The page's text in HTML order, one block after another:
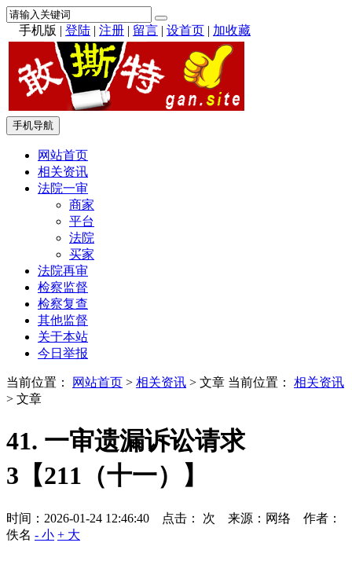
手机版 | 登陆 | 注册 | 留言 | 设首页 | 加收藏
手机导航
网站首页
相关资讯
法院一审
商家
平台
法院
买家
法院再审
检察监督
检察复查
其他监督
关于本站
今日举报
当前位置： 网站首页 > 相关资讯 > 文章 当前位置： 相关资讯
> 文章
41. 一审遗漏诉讼请求
3【211（十一）】
时间：2026-01-24 12:46:40 点击： 次 来源：网络 作者：
佚名 - 小 + 大